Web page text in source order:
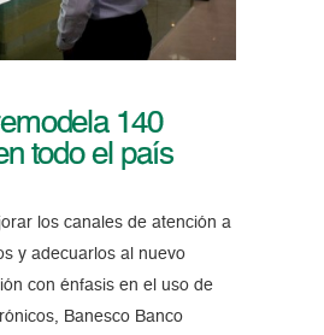
140
todo el país
los canales de atención a
y adecuarlos al nuevo
con énfasis en el uso de
Banesco Banco